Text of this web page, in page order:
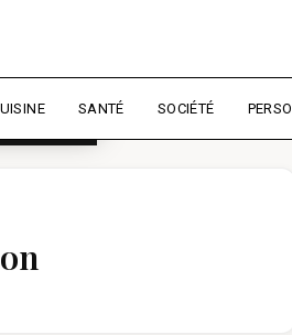
SANTÉ SOCIÉTÉ PERSO